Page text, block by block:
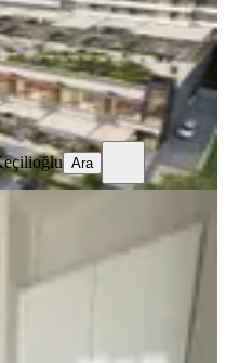
Ara
Prestij De 1+1
K.garaj Güvenlik
Mahallesi